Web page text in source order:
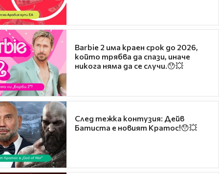
Barbie 2 има краен срок до 2026,
който трябва да спази, иначе
никога няма да се случи.😯💥
След тежка контузия: Дейв
Батиста е новият Кратос!😯💥